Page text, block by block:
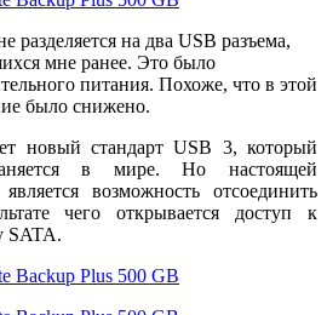
разделяется на два USB разъема,
мне ранее. Это было
питания. Похоже, что в этой
было снижено.
новый стандарт USB 3, который
в мире. Но настоящей
возможность отсоединить
чего открывается доступ к
SATA.